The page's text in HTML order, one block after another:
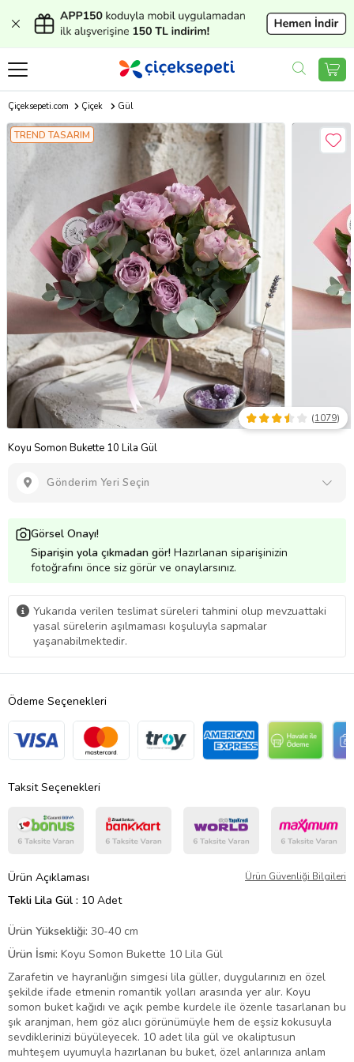
Çiçeksepeti.com Çiçek Gül
TREND TASARIM
Koyu Somon Bukette 10 Lila Gül
(1079)
Gönderim Yeri Seçin
Görsel Onayı!
Siparişin yola çıkmadan gör! Hazırlanan siparişinizin
fotoğrafını önce siz görür ve onaylarsınız.
Yukarıda verilen teslimat süreleri tahmini olup mevzuattaki
yasal sürelerin aşılmaması koşuluyla sapmalar
yaşanabilmektedir.
Ödeme Seçenekleri
Taksit Seçenekleri
Ürün Açıklaması Ürün Güvenliği Bilgileri
Tekli Lila Gül : 10 Adet
Ürün Yüksekliği: 30-40 cm
Ürün İsmi: Koyu Somon Bukette 10 Lila Gül
Zarafetin ve hayranlığın simgesi lila güller, duygularınızı en özel
şekilde ifade etmenin romantik yolları arasında yer alır. Koyu
somon buket kağıdı ve açık pembe kurdele ile özenle tasarlanan bu
şık aranjman, hem göz alıcı görünümüyle hem de eşsiz kokusuyla
sevdiklerinizi büyüleyecek. 10 adet lila gül ve okaliptusun
muhteşem uyumuyla hazırlanan bu buket, özel anlarınıza anlam